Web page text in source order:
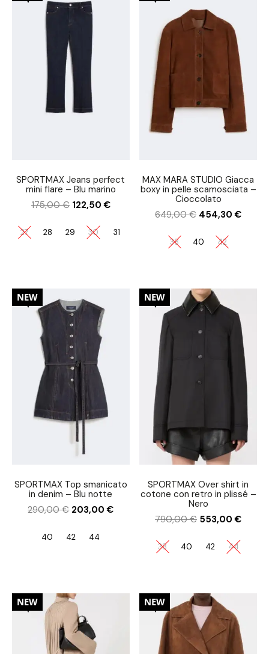
SPORTMAX Jeans perfect
mini flare – Blu marino
175,00€ 122,50€
27 28 29 30 31
MAX MARA STUDIO Giacca
boxy in pelle scamosciata –
Cioccolato
649,00€ 454,30€
38 40 42
30%
NEW
SPORTMAX Top smanicato
in denim – Blu notte
290,00€ 203,00€
40 42 44
30%
NEW
SPORTMAX Over shirt in
cotone con retro in plissé –
Nero
790,00€ 553,00€
38 40 42 44
30%
NEW 20%
NEW